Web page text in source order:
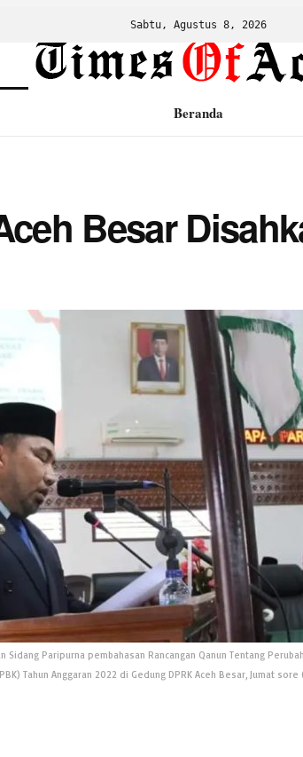
Sabtu, Agustus 8, 2026
Beranda
Besar
Paripurna pembahasan Rancangan Qanun Tentang
Tahun Anggaran 2022 di Gedung DPRK Aceh Besar, Jumat